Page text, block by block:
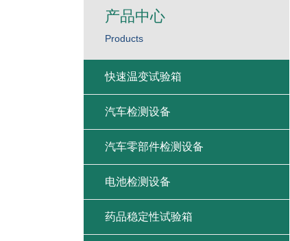
产品中心
Products
快速温变试验箱
汽车检测设备
汽车零部件检测设备
电池检测设备
药品稳定性试验箱